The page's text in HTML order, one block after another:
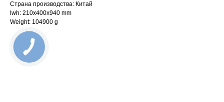
Страна производства: Китай
lwh: 210x400x940 mm
Weight: 104900 g